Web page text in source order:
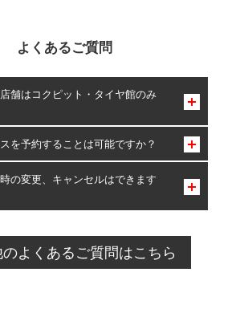
よくあるご質問
舗はコクピット・タイヤ館のみ
タイヤ館のみとなります。
を予約することは可能ですか？
のご予約は可能です。
ービスの組み合わせに限り、同時にご予約が
ざいます。
の変更、キャンセルはできます
の3営業日前を過ぎている場合のご予約
つきましては、直接ご予約の店舗まで
よくあるご質問はこちら